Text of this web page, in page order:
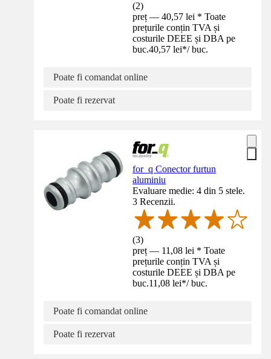
(2)
preț — 40,57 lei * Toate
prețurile conțin TVA și
costurile DEEE și DBA pe
buc.40,57 lei*/ buc.
Poate fi comandat online
Poate fi rezervat
for_q Conector furtun
aluminiu
Evaluare medie: 4 din 5 stele.
3 Recenzii.
(3)
preț — 11,08 lei * Toate
prețurile conțin TVA și
costurile DEEE și DBA pe
buc.11,08 lei*/ buc.
Poate fi comandat online
Poate fi rezervat